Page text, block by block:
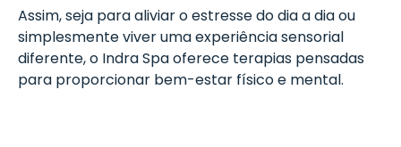
Assim, seja para aliviar o estresse do dia a dia ou
simplesmente viver uma experiência sensorial
diferente, o Indra Spa oferece terapias pensadas
para proporcionar bem-estar físico e mental.